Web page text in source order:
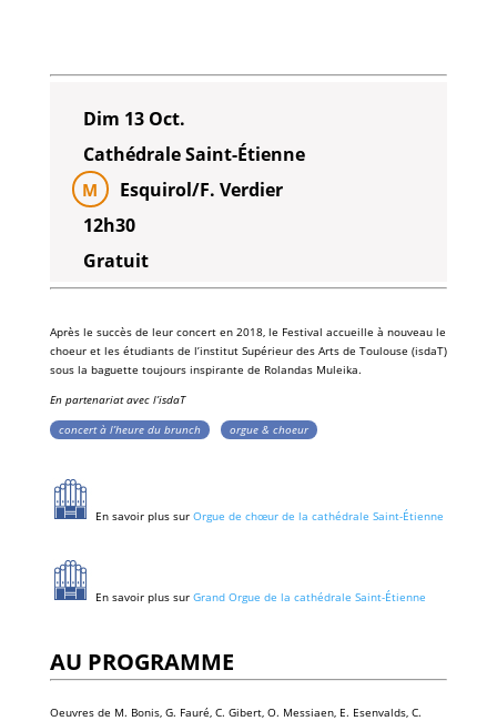
Dim 13 Oct.
Cathédrale Saint-Étienne
M
Esquirol/F. Verdier
12h30
Gratuit
Après le succès de leur concert en 2018, le Festival accueille à nouveau le
choeur et les étudiants de l’institut Supérieur des Arts de Toulouse (isdaT)
sous la baguette toujours inspirante de Rolandas Muleika.
En partenariat avec l’isdaT
concert à l’heure du brunch
orgue & choeur
En savoir plus sur Orgue de chœur de la cathédrale Saint-Étienne
En savoir plus sur Grand Orgue de la cathédrale Saint-Étienne
AU PROGRAMME
Oeuvres de M. Bonis, G. Fauré, C. Gibert, O. Messiaen, E. Esenvalds, C.